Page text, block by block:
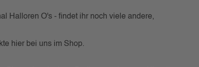
Halloren O's - findet ihr noch viele andere,
hier bei uns im Shop.